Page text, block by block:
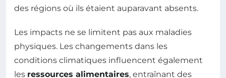
des régions où ils étaient auparavant absents.
Les impacts ne se limitent pas aux maladies
physiques. Les changements dans les
conditions climatiques influencent également
les ressources alimentaires, entraînant des